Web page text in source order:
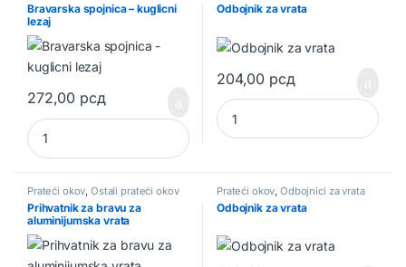
Bravarska spojnica – kuglicni
lezaj
272,00 рсд
Bravarska spojnica - kuglicni lezaj quantity
Odbojnik za vrata
204,00 рсд
Odbojnik za vrata quantity
Prateći okov,Ostali prateći okov
Prihvatnik za bravu za
aluminijumska vrata
Prateći okov,Odbojnici za vrata
Odbojnik za vrata